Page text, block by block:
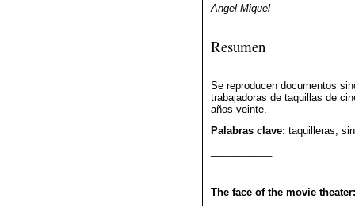
Angel Miquel
Resumen
Se reproducen documentos
trabajadoras de taquillas de
años veinte.
Palabras clave: taquilleras,
The face of the movie